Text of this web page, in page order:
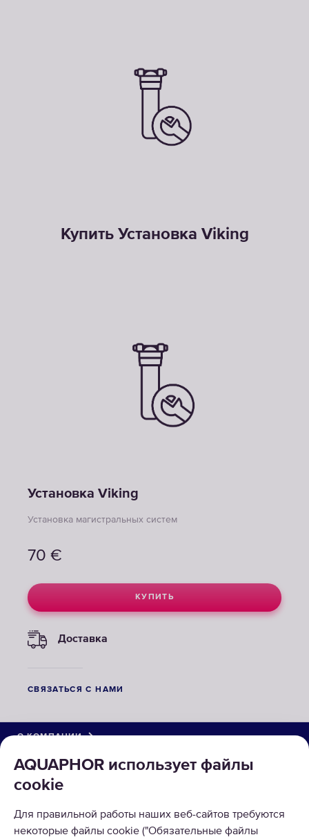
Купить Установка Viking
Установка Viking
Установка магистральных систем
70 €
КУПИТЬ
Доставка
СВЯЗАТЬСЯ С НАМИ
AQUAPHOR использует файлы
cookie
Для правильной работы наших веб-сайтов требуются
некоторые файлы cookie ("Обязательные файлы
О КОМПАНИИ
КАТАЛОГ
ВОЗВРАТ ТОВАРА